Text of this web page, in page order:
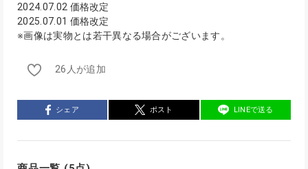
2024.07.02 価格改定
2025.07.01 価格改定
※画像は実物とは若干異なる場合がございます。
26人が追加
シェア ポスト LINEで送る